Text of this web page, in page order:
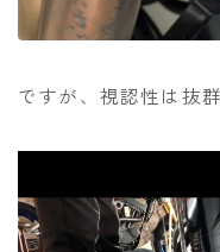
ですが、視認性は抜